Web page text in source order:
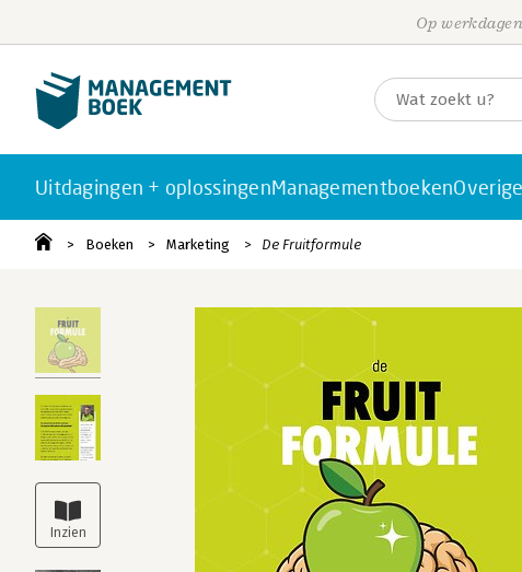
Op
Uitdagingen + oplossingenManagementboeken
Boeken Marketing De Fruitformule